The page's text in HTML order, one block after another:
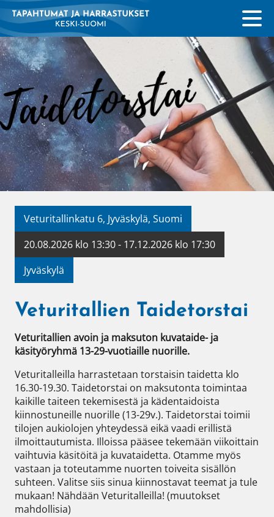
Veturitallinkatu 6, Jyväskylä, Suomi
20.08.2026 klo 13:30 - 17.12.2026 klo 17:30
Jyväskylä
Veturitallien Taidetorstai
Veturitallien avoin ja maksuton kuvataide- ja
käsityöryhmä 13-29-vuotiaille nuorille.
Veturitalleilla harrastetaan torstaisin taidetta klo
16.30-19.30. Taidetorstai on maksutonta toimintaa
kaikille taiteen tekemisestä ja kädentaidoista
kiinnostuneille nuorille (13-29v.). Taidetorstai toimii
tilojen aukiolojen yhteydessä eikä vaadi erillistä
ilmoittautumista. Illoissa pääsee tekemään viikoittain
vaihtuvia käsitöitä ja kuvataidetta. Otamme myös
vastaan ja toteutamme nuorten toiveita sisällön
suhteen. Valitse siis sinua kiinnostavat teemat ja tule
mukaan! Nähdään Veturitalleilla! (muutokset
mahdollisia)